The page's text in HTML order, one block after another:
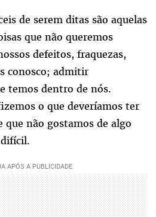
de serem ditas são aquelas
que não queremos
defeitos, fraquezas,
conosco; admitir
temos dentro de nós.
o que deveríamos ter
não gostamos de algo